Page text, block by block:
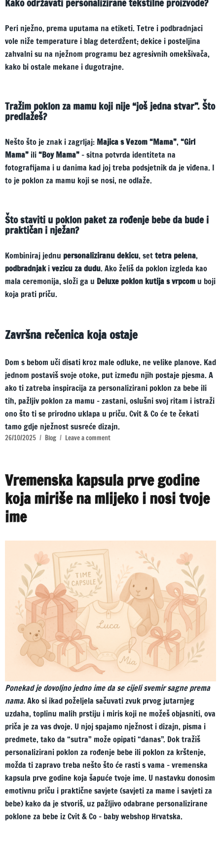
Peri nježno, prema uputama na etiketi. Tetre i podbradnjaci
vole niže temperature i blag deterdžent; dekice i posteljina
zahvalni su na nježnom programu bez agresivnih omekšivača,
kako bi ostale mekane i dugotrajne.
Tražim poklon za mamu koji nije “još jedna stvar”. Što
predlažeš?
Nešto što je znak i zagrljaj: Majica s Vezom “Mama”, “Girl
Mama” ili“Boy Mama”– sitna potvrda identiteta na
fotografijama i u danima kad joj treba podsjetnik da je viđena. I
to je poklon za mamu koji se nosi, ne odlaže.
Što staviti u poklon paket za rođenje bebe da bude i
praktičan i nježan?
Kombiniraj jednu personaliziranu dekicu, settetra pelena,
podbradnjakivezicu za dudu. Ako želiš da poklon izgleda kao
mala ceremonija, složi ga u Deluxe poklon kutija s vrpcom u boji
koja prati priču.
Završna rečenica koja ostaje
Dom s bebom uči disati kroz male odluke, ne velike planove. Kad
jednom postaviš svoje otoke, put između njih postaje pjesma. A
ako ti zatreba inspiracija za personalizirani poklon za bebe ili
tih, pažljiv poklon za mamu – zastani, oslušni svoj ritam i istraži
ono što ti se prirodno uklapa u priču. Cvit & Co će te čekati
tamo gdje nježnost susreće dizajn.
Posted
26/10/2025 Categories
Blog Leave a commenton
u
domu
koji
disati
Vremenska kapsula prve godine
koja miriše na mlijeko i nosi tvoje
ime
Ponekad je dovoljno jedno ime da se cijeli svemir sagne prema
nama.Ako si ikad poželjela sačuvati zvuk prvog jutarnjeg
uzdaha, toplinu malih prstiju i miris koji ne možeš objasniti, ova
priča je za vas dvoje. U njoj spajamo nježnost i dizajn, pisma i
predmete, tako da “sutra” može opipati “danas”. Dok tražiš
personalizirani poklon za rođenje bebe ili poklon za krštenje,
možda ti zapravo treba nešto što će rasti s vama – vremenska
kapsula prve godine koja šapuće tvoje ime. U nastavku donosim
emotivnu priču i praktične savjete (savjeti za mame i savjeti za
bebe) kako da je stvoriš, uz pažljivo odabrane personalizirane
poklone za bebe iz Cvit & Co – baby webshop Hrvatska.